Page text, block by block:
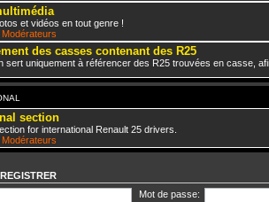
et vidéos en tout genre !
Modérateurs
des casses contenant des R25
sert uniquement à référencer des R25 trouvées en casse,
section
for international Renault 25 drivers.
Modérateurs
Mot de passe: